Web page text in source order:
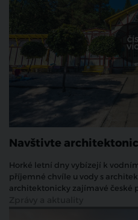
Navštivte
Horké letní dny vybízejí k
příjemné chvíle u vody s
architektonicky zajímavé české